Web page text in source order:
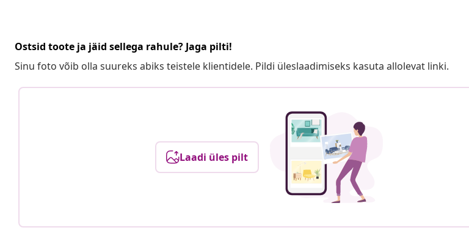
Ostsid toote ja jäid sellega rahule? Jaga pilti!
Sinu foto võib olla suureks abiks teistele klientidele. Pildi üleslaadimiseks kasuta allolevat linki.
Laadi üles pilt